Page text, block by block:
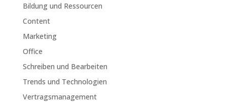
Bildung und Ressourcen
Content
Marketing
Office
Schreiben und Bearbeiten
Trends und Technologien
Vertragsmanagement